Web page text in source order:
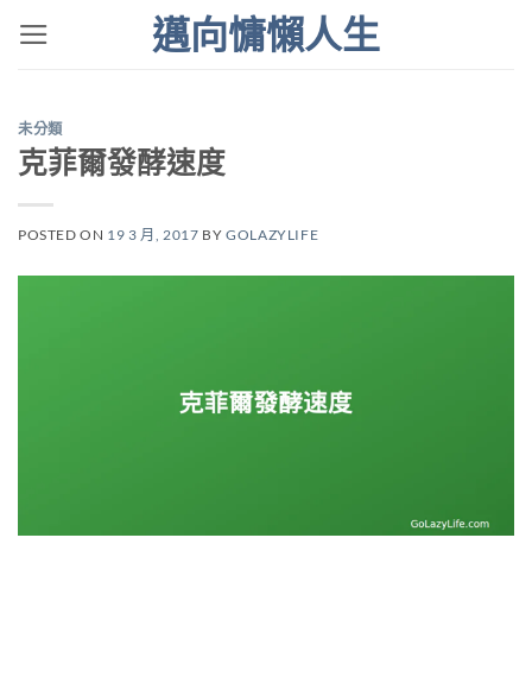
邁向慵懶人生
未分類
克菲爾發酵速度
POSTED ON 19 3 月, 2017 BYGOLAZYLIFE